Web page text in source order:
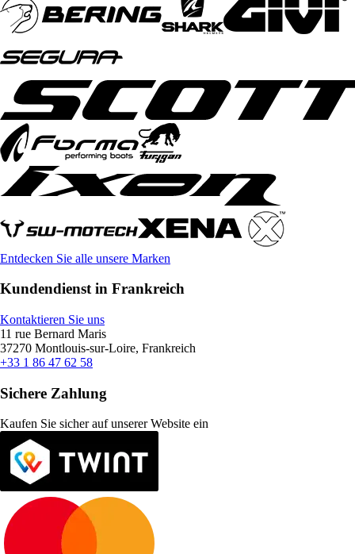
Entdecken Sie alle unsere Marken
Kundendienst in Frankreich
Kontaktieren Sie uns
11 rue Bernard Maris
37270 Montlouis-sur-Loire, Frankreich
+33 1 86 47 62 58
Sichere Zahlung
Kaufen Sie sicher auf unserer Website ein